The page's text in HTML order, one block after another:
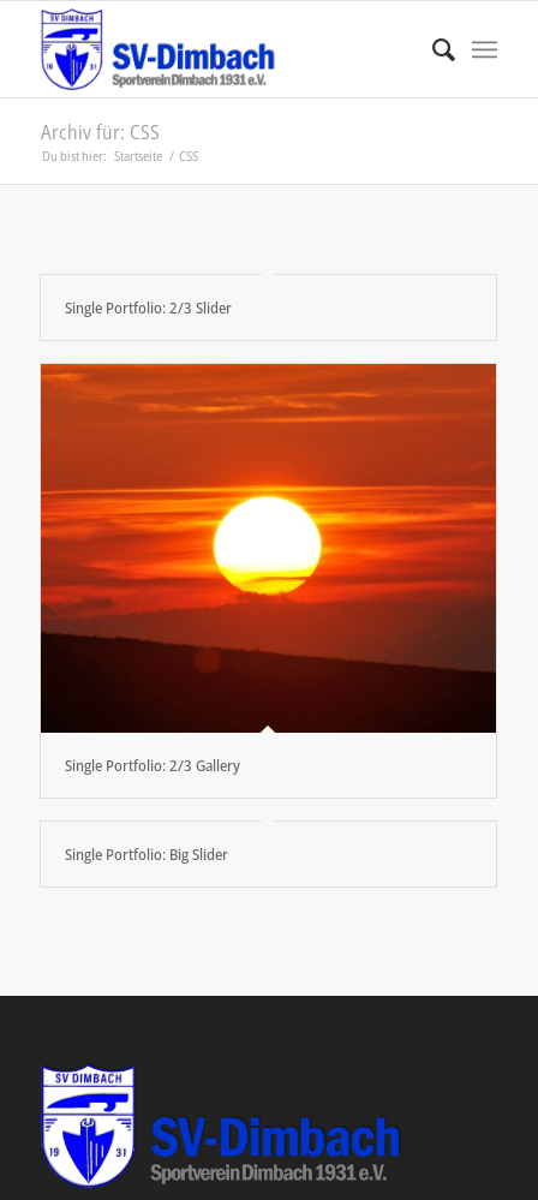
Archiv für: CSS
Du bist hier: Startseite / CSS
Single Portfolio: 2/3 Slider
Single Portfolio: 2/3 Gallery
Single Portfolio: Big Slider